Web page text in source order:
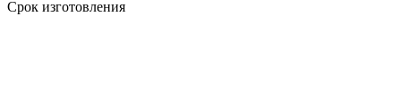
Срок изготовления